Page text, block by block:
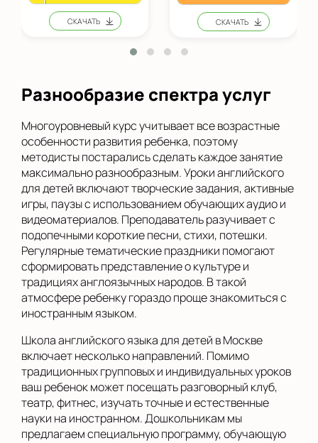
Разнообразие спектра услуг
Многоуровневый курс учитывает все возрастные
особенности развития ребенка, поэтому
методисты постарались сделать каждое занятие
максимально разнообразным. Уроки английского
для детей включают творческие задания, активные
игры, паузы с использованием обучающих аудио и
видеоматериалов. Преподаватель разучивает с
подопечными короткие песни, стихи, потешки.
Регулярные тематические праздники помогают
сформировать представление о культуре и
традициях англоязычных народов. В такой
атмосфере ребенку гораздо проще знакомиться с
иностранным языком.
Школа английского языка для детей в Москве
включает несколько направлений. Помимо
традиционных групповых и индивидуальных уроков
ваш ребенок может посещать разговорный клуб,
театр, фитнес, изучать точные и естественные
науки на иностранном. Дошкольникам мы
предлагаем специальную программу, обучающую